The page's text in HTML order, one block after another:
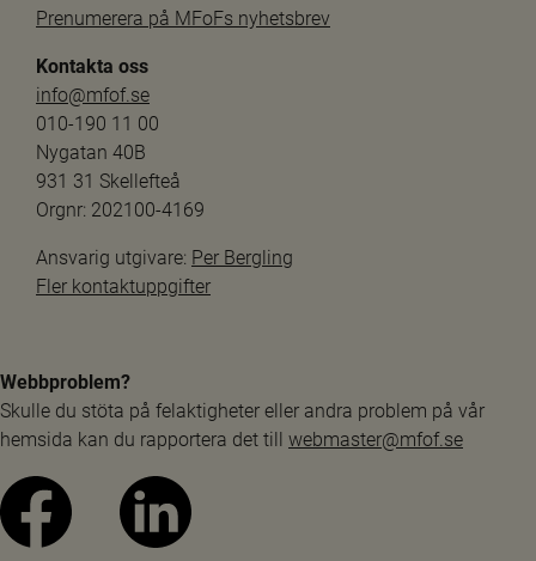
Prenumerera på MFoFs nyhetsbrev
Kontakta oss
info@mfof.se
010-190 11 00
Nygatan 40B
931 31 Skellefteå
Orgnr: 202100-4169
Ansvarig utgivare: Per Bergling
Fler kontaktuppgifter
Webbproblem?
Skulle du stöta på felaktigheter eller andra problem på vår
hemsida kan du rapportera det till webmaster@mfof.se